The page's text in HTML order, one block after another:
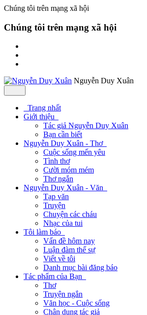
Chúng tôi trên mạng xã hội
Chúng tôi trên mạng xã hội
Nguyễn Duy Xuân
Trang nhất
Giới thiệu
Tác giả Nguyễn Duy Xuân
Bạn cần biết
Nguyễn Duy Xuân - Thơ
Cuộc sống mến yêu
Tình thơ
Cười móm mém
Thơ ngắn
Nguyễn Duy Xuân - Văn
Tạp văn
Truyện
Chuyện các cháu
Nhạc của tui
Tôi làm báo
Vấn đề hôm nay
Luận đàm thế sự
Viết về tôi
Danh mục bài đăng báo
Tác phẩm của Bạn
Thơ
Truyện ngắn
Văn học - Cuộc sống
Chân dung tác giả